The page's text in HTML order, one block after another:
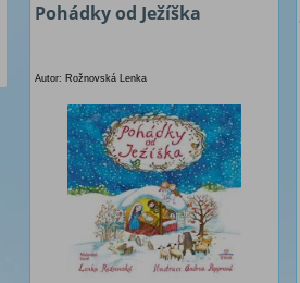
Pohádky od Ježíška
Autor: Rožnovská Lenka